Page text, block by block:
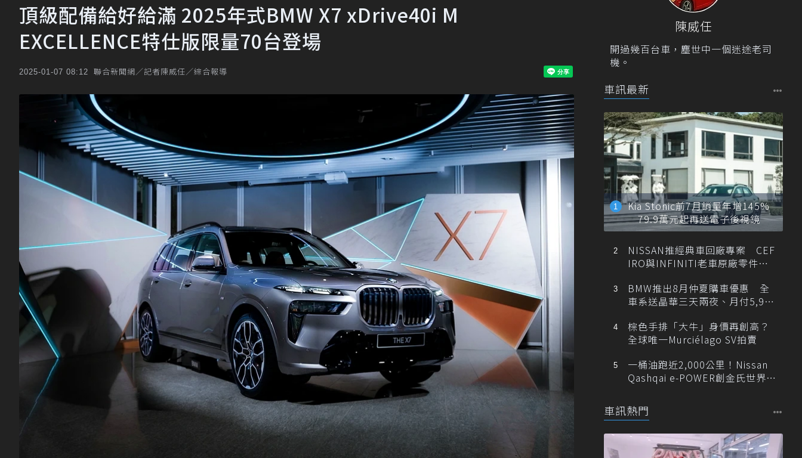
頂級配備給好給滿 2025年式BMW X7 xDrive40i M
EXCELLENCE特仕版限量70台登場
2025-01-07 08:12 聯合新聞網／記者陳威任／綜合報導
陳威任
開過幾百台車，塵世中一個迷途老司
機。
車訊最新
Kia Stonic前7月銷量年增145%
79.9萬元起再送電子後視鏡
NISSAN推經典車回廠專案 CEF
IRO與INFINITI老車原廠零件最
BMW推出8月仲夏購車優惠 全
車系送晶華三天兩夜、月付5,900
棕色手排「大牛」身價再創高？
全球唯一Murciélago SV拍賣
一桶油跑近2,000公里！Nissan
Qashqai e-POWER創金氏世界紀
車訊熱門